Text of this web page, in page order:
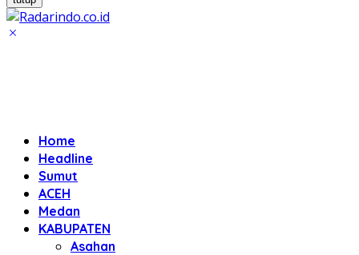
Home
Headline
Sumut
ACEH
Medan
KABUPATEN
Asahan